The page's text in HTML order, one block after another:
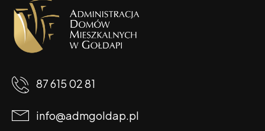
87 615 02 81
info@admgoldap.pl